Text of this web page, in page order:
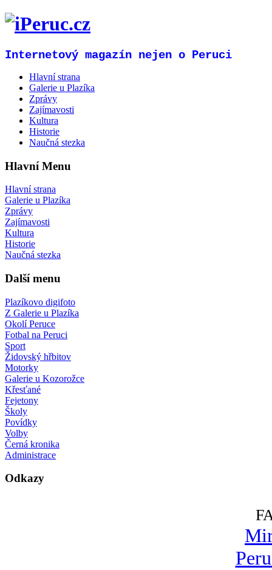
Internetový magazín nejen o Peruci
Hlavní strana
Galerie u Plazíka
Zprávy
Zajímavosti
Kultura
Historie
Naučná stezka
Hlavní Menu
Hlavní strana
Galerie u Plazíka
Zprávy
Zajímavosti
Kultura
Historie
Naučná stezka
Další menu
Plazíkovo digifoto
Z Galerie u Plazíka
Okolí Peruce
Fotbal na Peruci
Sport
Židovský hřbitov
Motorky
Galerie u Kozorožce
Křesťané
Fejetony
Školy
Povídky
Volby
Černá kronika
Administrace
Odkazy